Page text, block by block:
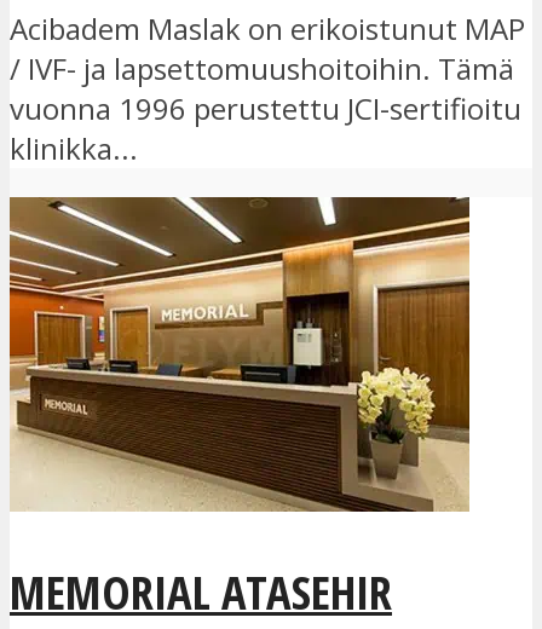
Acibadem Maslak on erikoistunut MAP
/ IVF- ja lapsettomuushoitoihin. Tämä
vuonna 1996 perustettu JCI-sertifioitu
klinikka...
MEMORIAL ATASEHIR